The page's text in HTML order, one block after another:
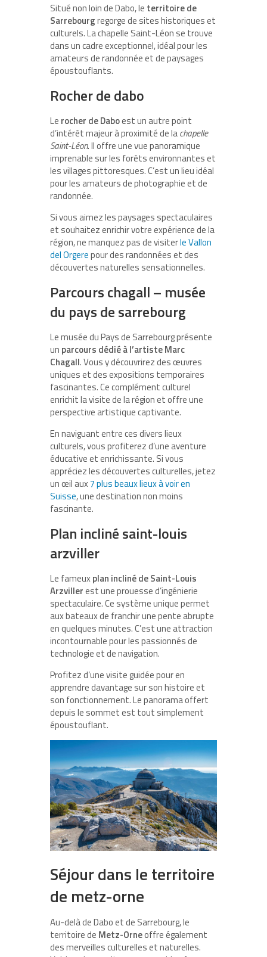
Situé non loin de Dabo, le territoire de
Sarrebourgregorge de sites historiques et
culturels. La chapelle Saint-Léon se trouve
dans un cadre exceptionnel, idéal pour les
amateurs de randonnée et de paysages
époustouflants.
Rocher de dabo
Le rocher de Daboest un autre point
d’intérêt majeur à proximité de lachapelle
Saint-Léon. Il offre une vue panoramique
imprenable sur les forêts environnantes et
les villages pittoresques. C’est un lieu idéal
pour les amateurs de photographie et de
randonnée.
Si vous aimez les paysages spectaculaires
et souhaitez enrichir votre expérience de la
région, ne manquez pas de visiterle Vallon
del Orgerepour des randonnées et des
découvertes naturelles sensationnelles.
Parcours chagall – musée
du pays de sarrebourg
Le musée du Pays de Sarrebourg présente
un parcours dédié à l’artiste Marc
Chagall. Vous y découvrirez des œuvres
uniques et des expositions temporaires
fascinantes. Ce complément culturel
enrichit la visite de la région et offre une
perspective artistique captivante.
En naviguant entre ces divers lieux
culturels, vous profiterez d’une aventure
éducative et enrichissante. Si vous
appréciez les découvertes culturelles, jetez
un œil aux7 plus beaux lieux à voir en
Suisse, une destination non moins
fascinante.
Plan incliné saint-louis
arzviller
Le fameuxplan incliné de Saint-Louis
Arzvillerest une prouesse d’ingénierie
spectaculaire. Ce système unique permet
aux bateaux de franchir une pente abrupte
en quelques minutes. C’est une attraction
incontournable pour les passionnés de
technologie et de navigation.
Profitez d’une visite guidée pour en
apprendre davantage sur son histoire et
son fonctionnement. Le panorama offert
depuis le sommet est tout simplement
époustouflant.
Séjour dans le territoire
de metz-orne
Au-delà de Dabo et de Sarrebourg, le
territoire de Metz-Orneoffre également
des merveilles culturelles et naturelles.